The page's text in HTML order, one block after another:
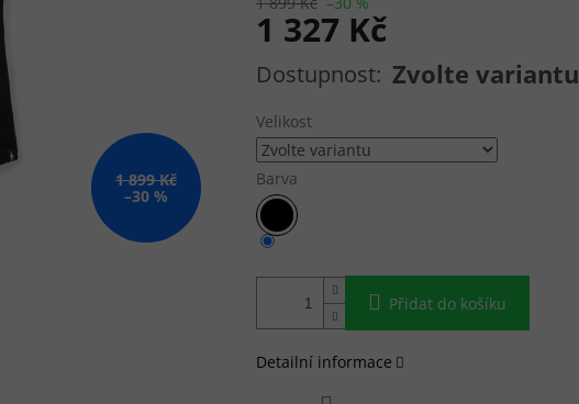
1 899 Kč
–30 %
1 327 Kč
Měrná cena: Zvolte variantu
Velikost
Barva
Přidat do košíku
Detailní informace